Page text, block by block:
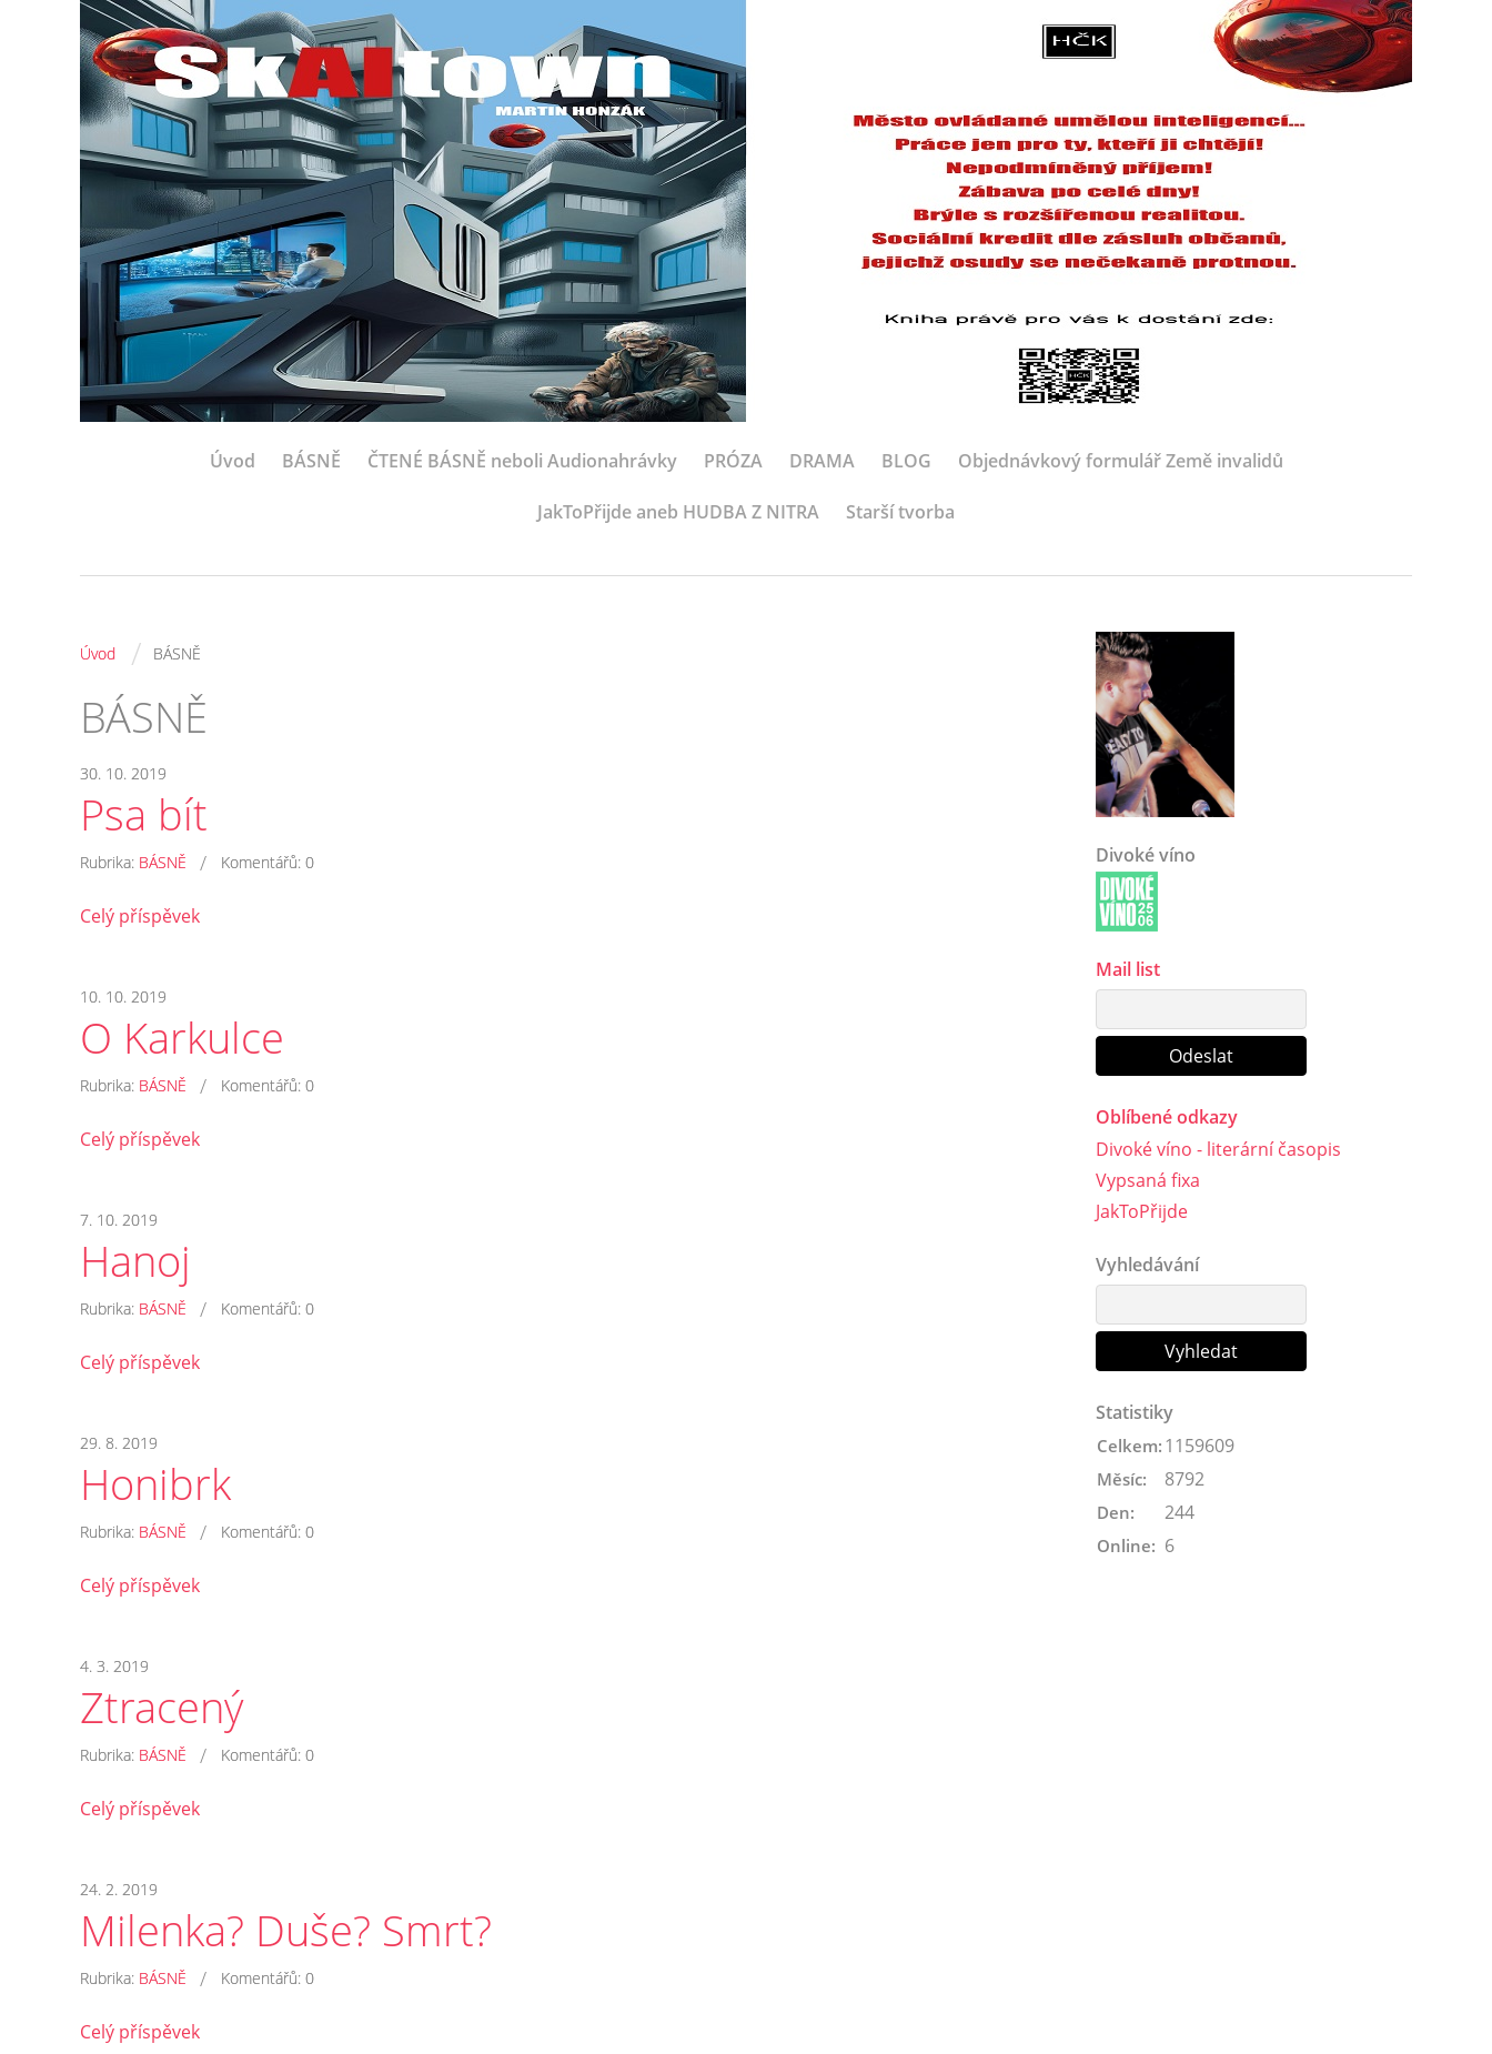
Úvod BÁSNĚ ČTENÉ BÁSNĚ neboli Audionahrávky PRÓZA DRAMA BLOG Objednávkový formulář Země invalidů
JakToPřijde aneb HUDBA Z NITRA Starší tvorba
Úvod / BÁSNĚ
BÁSNĚ
30. 10. 2019
Psa bít
Rubrika: BÁSNĚ / Komentářů: 0
Celý příspěvek
10. 10. 2019
O Karkulce
Rubrika: BÁSNĚ / Komentářů: 0
Celý příspěvek
7. 10. 2019
Hanoj
Rubrika: BÁSNĚ / Komentářů: 0
Celý příspěvek
29. 8. 2019
Honibrk
Rubrika: BÁSNĚ / Komentářů: 0
Celý příspěvek
4. 3. 2019
Ztracený
Rubrika: BÁSNĚ / Komentářů: 0
Celý příspěvek
24. 2. 2019
Milenka? Duše? Smrt?
Rubrika: BÁSNĚ / Komentářů: 0
Celý příspěvek
Divoké víno
Mail list
Oblíbené odkazy
Divoké víno - literární časopis
Vypsaná fixa
JakToPřijde
Vyhledávání
Statistiky
Online: 6
Celkem: 1159609
Měsíc: 8792
Den: 244